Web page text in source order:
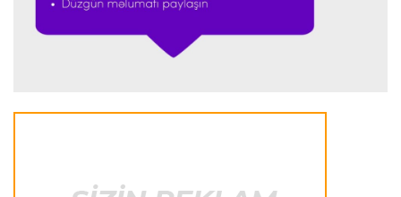
Rassel “Mercedes”in uğurunun sirrini açıqladı